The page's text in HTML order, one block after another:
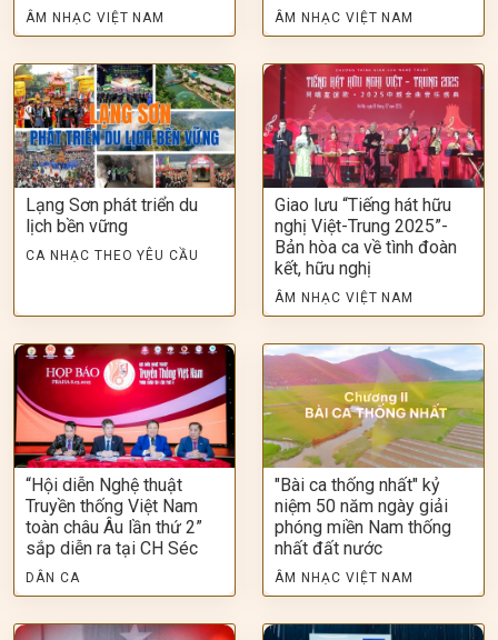
ÂM NHẠC VIỆT NAM ÂM NHẠC VIỆT NAM
Lạng Sơn phát triển du
lịch bền vững
CA NHẠC THEO YÊU CẦU
Giao lưu “Tiếng hát hữu
nghị Việt-Trung 2025”-
Bản hòa ca về tình đoàn
kết, hữu nghị
ÂM NHẠC VIỆT NAM
“Hội diễn Nghệ thuật
Truyền thống Việt Nam
toàn châu Âu lần thứ 2”
sắp diễn ra tại CH Séc
DÂN CA
"Bài ca thống nhất" kỷ
niệm 50 năm ngày giải
phóng miền Nam thống
nhất đất nước
ÂM NHẠC VIỆT NAM